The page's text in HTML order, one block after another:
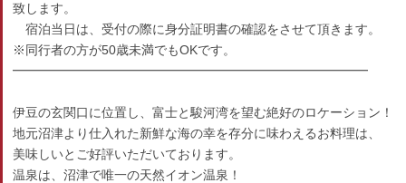
致します。
宿泊当日は、受付の際に身分証明書の確認をさせて頂きます。
※同行者の方が50歳未満でもOKです。
━━━━━━━━━━━━━━━━━━━━━━━━━━━━
伊豆の玄関口に位置し、富士と駿河湾を望む絶好のロケーション！
地元沼津より仕入れた新鮮な海の幸を存分に味わえるお料理は、
美味しいとご好評いただいております。
温泉は、沼津で唯一の天然イオン温泉！